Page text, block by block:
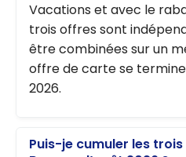
Vacations et avec le
trois offres sont
être combinées sur un
offre de carte se
2026.
Puis-je cumuler les